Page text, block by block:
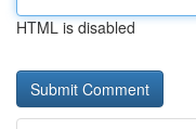
HTML is disabled